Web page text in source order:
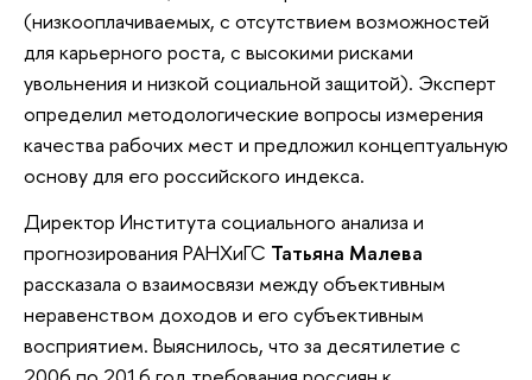
(низкооплачиваемых, с отсутствием возможностей
для карьерного роста, с высокими рисками
увольнения и низкой социальной защитой). Эксперт
определил методологические вопросы измерения
качества рабочих мест и предложил концептуальную
основу для его российского индекса.
Директор Института социального анализа и
прогнозирования РАНХиГС Татьяна Малева
рассказала о взаимосвязи между объективным
неравенством доходов и его субъективным
восприятием. Выяснилось, что за десятилетие с